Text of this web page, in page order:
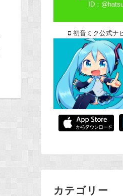
ID：
初音ミク公式ナ
カテゴリー